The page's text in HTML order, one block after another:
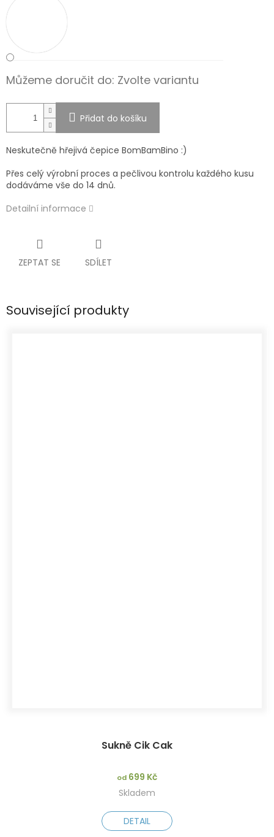
Můžeme doručit do: Zvolte variantu
Přidat do košíku
Neskutečně hřejivá čepice BomBamBino :)
Přes celý výrobní proces a pečlivou kontrolu každého kusu
dodáváme vše do 14 dnů.
Detailní informace
ZEPTAT SE SDÍLET
Související produkty
Sukně Cik Cak
od 699 Kč
Skladem
DETAIL